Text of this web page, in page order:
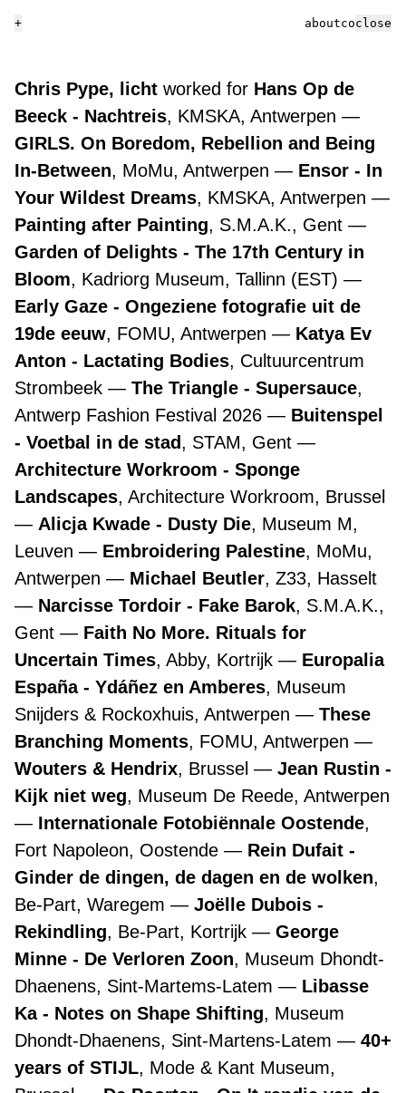
+ aboutcontact
Chris Pype, licht worked for Hans Op de
Beeck - Nachtreis, KMSKA, Antwerpen
GIRLS. On Boredom, Rebellion and Being
In-Between, MoMu, Antwerpen
Ensor - In
Your Wildest Dreams, KMSKA, Antwerpen
Painting after Painting, S.M.A.K., Gent
Garden of Delights - The 17th Century in
Bloom, Kadriorg Museum, Tallinn (EST)
Early Gaze - Ongeziene fotografie uit de
19de eeuw, FOMU, Antwerpen
Katya Ev
Anton - Lactating Bodies, Cultuurcentrum
Strombeek
The Triangle - Supersauce,
Antwerp Fashion Festival 2026
Buitenspel
- Voetbal in de stad, STAM, Gent
Architecture Workroom - Sponge
Landscapes, Architecture Workroom, Brussel
Alicja Kwade - Dusty Die, Museum M,
Leuven
Embroidering Palestine, MoMu,
Antwerpen
Michael Beutler, Z33, Hasselt
Narcisse Tordoir - Fake Barok, S.M.A.K.,
Gent
Faith No More. Rituals for
Uncertain Times, Abby, Kortrijk
Europalia
España - Ydáñez en Amberes, Museum
Snijders & Rockoxhuis, Antwerpen
These
Branching Moments, FOMU, Antwerpen
Wouters & Hendrix, Brussel
Jean Rustin -
Kijk niet weg, Museum De Reede, Antwerpen
Internationale Fotobiënnale Oostende,
Fort Napoleon, Oostende
Rein Dufait -
Ginder de dingen, de dagen en de wolken,
Be-Part, Waregem
Joëlle Dubois -
Rekindling, Be-Part, Kortrijk
George
Minne - De Verloren Zoon, Museum Dhondt-
Dhaenens, Sint-Martems-Latem
Libasse
Ka - Notes on Shape Shifting, Museum
Dhondt-Dhaenens, Sint-Martens-Latem
40+
years of STIJL, Mode & Kant Museum,
close